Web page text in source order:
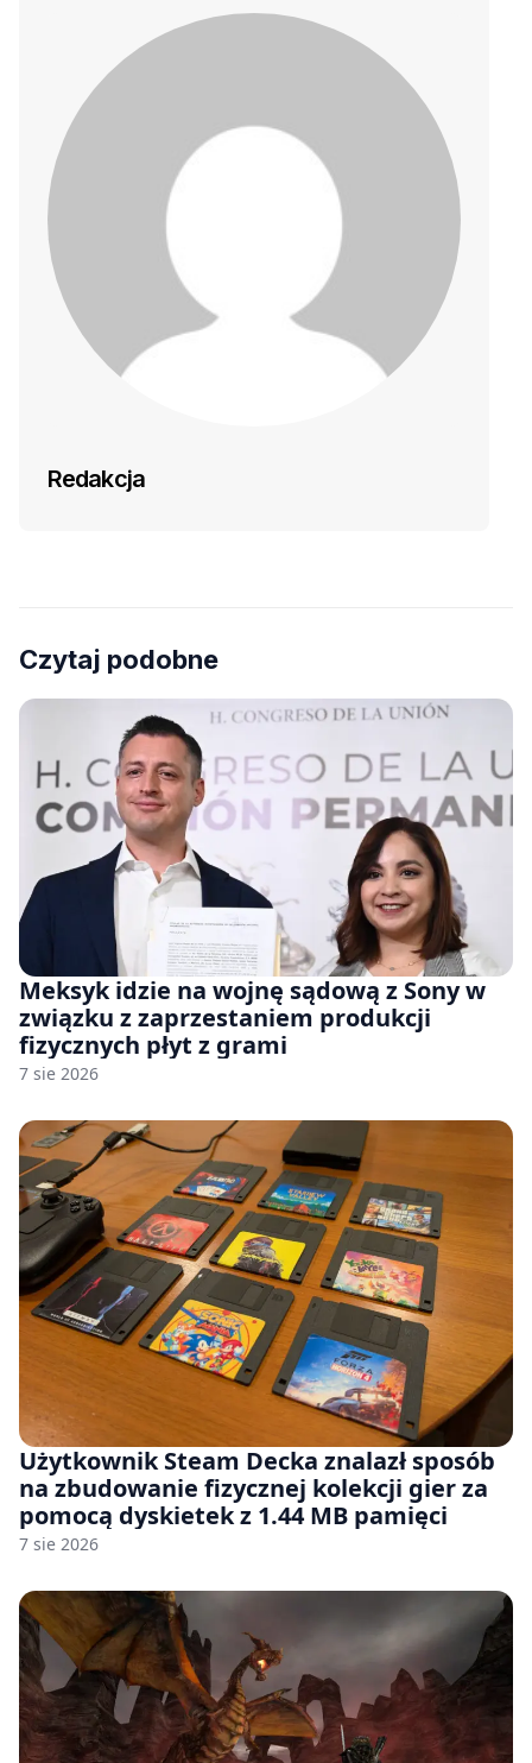
Redakcja
Czytaj podobne
Meksyk idzie na wojnę sądową z Sony w
związku z zaprzestaniem produkcji
fizycznych płyt z grami
7 sie 2026
Użytkownik Steam Decka znalazł sposób
na zbudowanie fizycznej kolekcji gier za
pomocą dyskietek z 1.44 MB pamięci
7 sie 2026